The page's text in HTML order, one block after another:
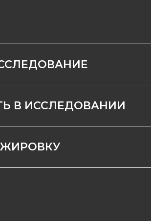
В ИССЛЕДОВАНИИ